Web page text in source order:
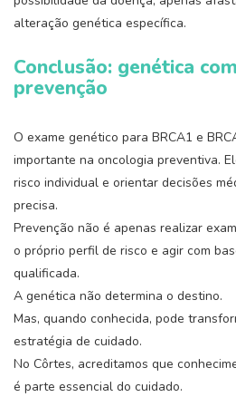
alteração genética específica.
Conclusão: genética
prevenção
O exame genético para BRCA1 e
importante na oncologia preventiva.
risco individual e orientar decisões
precisa.
Prevenção não é apenas realizar
o próprio perfil de risco e agir com
qualificada.
A genética não determina o destino.
Mas, quando conhecida, pode
estratégia de cuidado.
No Côrtes, acreditamos que
é parte essencial do cuidado.